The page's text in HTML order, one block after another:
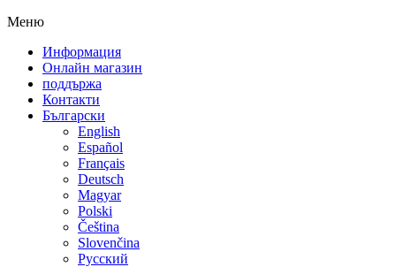
Меню
Информация
Онлайн магазин
поддържа
Контакти
Български
English
Español
Français
Deutsch
Magyar
Polski
Čeština
Slovenčina
Русский